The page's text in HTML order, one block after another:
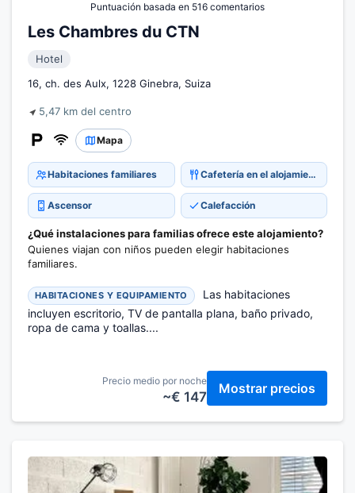
Puntuación basada en 516 comentarios
Les Chambres du CTN
Hotel
16, ch. des Aulx, 1228 Ginebra, Suiza
5,47 km del centro
Mapa
Habitaciones familiares Cafetería en el alojamiento
Ascensor Calefacción
¿Qué instalaciones para familias ofrece este alojamiento?
Quienes viajan con niños pueden elegir habitaciones
familiares.
HABITACIONES Y EQUIPAMIENTO
Las habitaciones
incluyen escritorio, TV de pantalla plana, baño privado,
ropa de cama y toallas....
Precio medio por noche
~€ 147
Mostrar precios